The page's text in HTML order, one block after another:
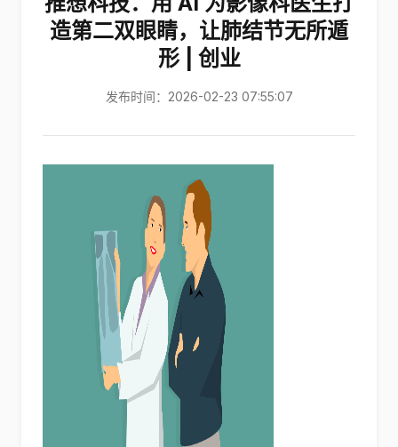
造第二双眼睛，让肺结节无所遁
形 | 创业
发布时间：2026-02-23 07:55:07